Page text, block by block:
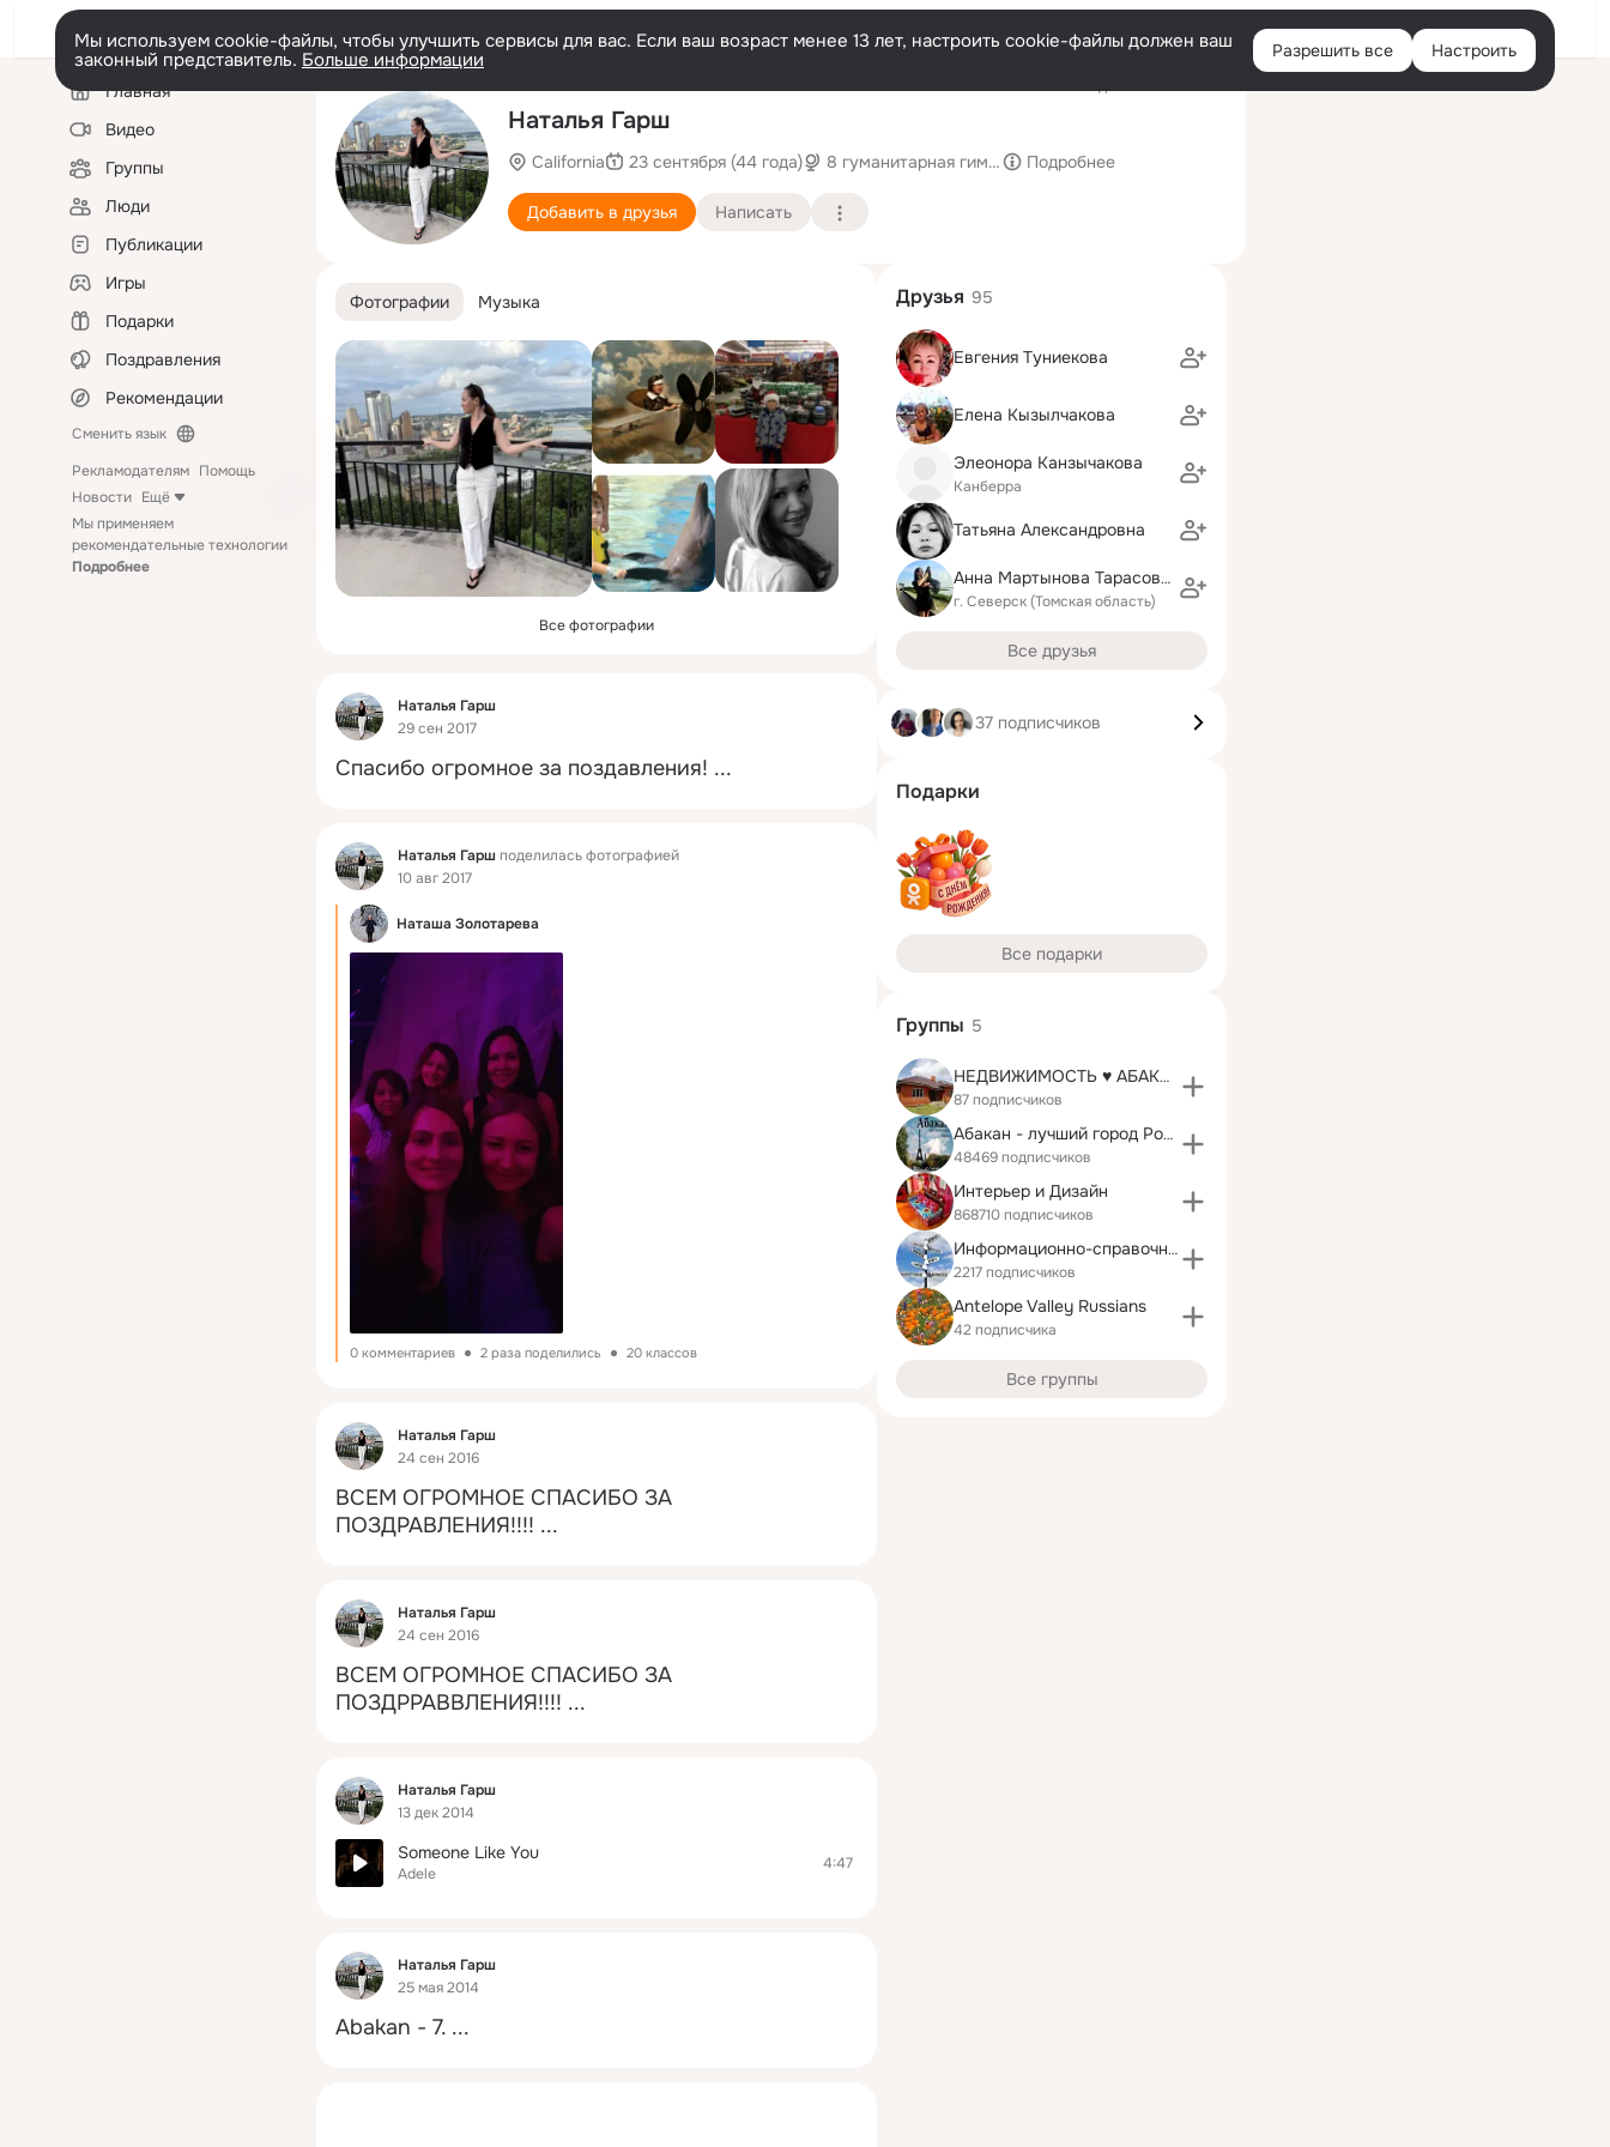
Войти
Мы используем cookie-файлы, чтобы улучшить сервисы для вас. Если ваш возраст менее 13 лет, настроить cookie-файлы должен ваш
законный представитель. Больше информации Разрешить все Настроить
Левая
колонкаГлавная
Видео
Группы
Люди
Публикации
Игры
Подарки
Поздравления
Рекомендации
Сменить язык
Рекламодателям Помощь
Новости Ещё
Мы применяем
рекомендательные технологии
Подробнее
Наталья Гарш
California 23 сентября (44 года) 8 гуманитарная гимназияПодробнее
Добавить в друзья Написать
Фотографии Музыка
Все фотографии
Фид
Наталья Гарш
29 сен 2017
Спасибо огромное за поздавления! ...
Фид Наталья Гарш поделилась фотографией
10 авг 2017
Наташа Золотарева
0 комментариев 2 раза поделились 20 классов
Фид
Наталья Гарш
24 сен 2016
ВСЕМ ОГРОМНОЕ СПАСИБО ЗА
ПОЗДРАВЛЕНИЯ!!!! ...
Фид
Наталья Гарш
24 сен 2016
ВСЕМ ОГРОМНОЕ СПАСИБО ЗА
ПОЗДРРАВВЛЕНИЯ!!!! ...
Фид
Наталья Гарш
13 дек 2014
Someone Like You
Adele
4:47
Фид
Наталья Гарш
25 мая 2014
Abakan - 7. ...
Друзья 95
Евгения Туниекова
Елена Кызылчакова
Элеонора Канзычакова
Канберра
Татьяна Александровна
Анна Мартынова Тарасова Борисюк
г. Северск (Томская область)
Все друзья
37 подписчиков
Подарки
Все подарки
Группы 5
НЕДВИЖИМОСТЬ ♥ АБАКАН
87 подписчиков
Абакан - лучший город России!
48469 подписчиков
Интерьер и Дизайн
868710 подписчиков
Информационно-справочная служба для русских в США
2217 подписчиков
Antelope Valley Russians
42 подписчика
Все группы